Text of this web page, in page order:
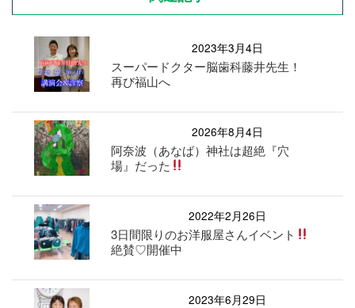
2023年3月4日
スーパードクター脳歯科藤井先生！
再び福山へ
2026年8月4日
阿奈波（あなば）神社は超絶『穴
場』だった
2022年2月26日
3日間限りのお洋服屋さんイベント
絶賛♡開催中
2023年6月29日